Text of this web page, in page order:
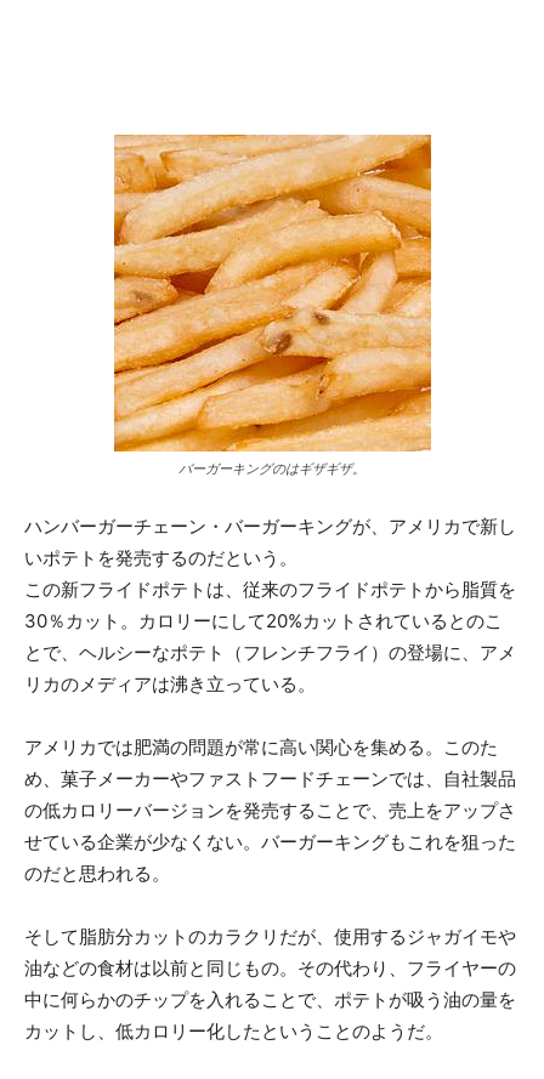
バーガーキングのはギザギザ。
ハンバーガーチェーン・バーガーキングが、アメリカで新し
いポテトを発売するのだという。
この新フライドポテトは、従来のフライドポテトから脂質を
30％カット。カロリーにして20%カットされているとのこ
とで、ヘルシーなポテト（フレンチフライ）の登場に、アメ
リカのメディアは沸き立っている。
アメリカでは肥満の問題が常に高い関心を集める。このた
め、菓子メーカーやファストフードチェーンでは、自社製品
の低カロリーバージョンを発売することで、売上をアップさ
せている企業が少なくない。バーガーキングもこれを狙った
のだと思われる。
そして脂肪分カットのカラクリだが、使用するジャガイモや
油などの食材は以前と同じもの。その代わり、フライヤーの
中に何らかのチップを入れることで、ポテトが吸う油の量を
カットし、低カロリー化したということのようだ。